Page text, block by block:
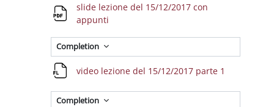
slide lezione del 15/12/2017 con
appunti
Completion
video lezione del 15/12/2017 parte 1
Completion